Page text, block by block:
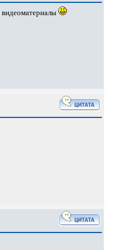
видеоматериалы